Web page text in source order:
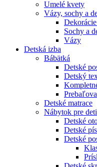
Umelé kvety
Vázy, sochy a
Sochy a
Vázy
Detská izba
Bábätká
Detské
Detský
Detské matrace
Nábytok pre
Detské
Detské
Detské